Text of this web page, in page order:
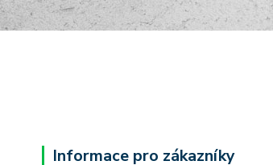
Informace pro zákazníky